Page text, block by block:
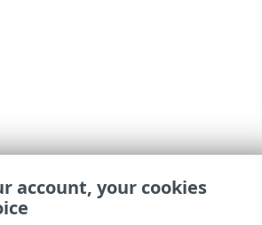
account, your cookies